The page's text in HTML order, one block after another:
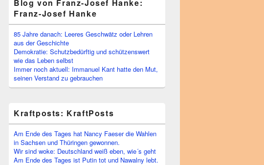
Blog von Franz-Josef Hanke:
Franz-Josef Hanke
85 Jahre danach: Leeres Geschwätz oder Lehren
aus der Geschichte
Demokratie: Schutzbedürftig und schützenswert
wie das Leben selbst
Immer noch aktuell: Immanuel Kant hatte den Mut,
seinen Verstand zu gebrauchen
Kraftposts: KraftPosts
Am Ende des Tages hat Nancy Faeser die Wahlen
in Sachsen und Thüringen gewonnen.
Wir sind woke: Deutschland weiß eben, wie´s geht
Am Ende des Tages ist Putin tot und Nawalny lebt.